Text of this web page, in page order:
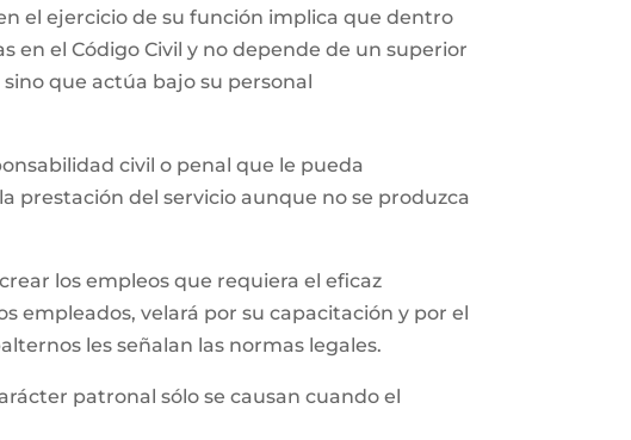
el ejercicio de su función implica que dentro
en el Código Civil y no depende de un superior
que actúa bajo su personal
civil o penal que le pueda
prestación del servicio aunque no se produzca
los empleos que requiera el eficaz
empleados, velará por su capacitación y por el
les señalan las normas legales.
patronal sólo se causan cuando el